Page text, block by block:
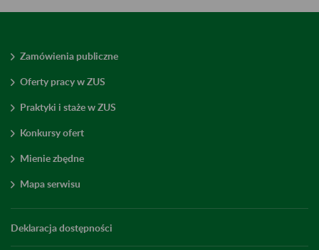
Zamówienia publiczne
Oferty pracy w ZUS
Praktyki i staże w ZUS
Konkursy ofert
Mienie zbędne
Mapa serwisu
Deklaracja dostępności